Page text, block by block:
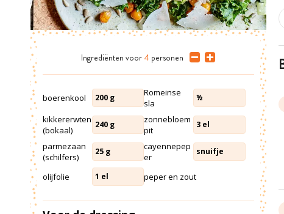
Ingrediënten voor 4 personen
boerenkool 200 g
Romeinse
sla
½
kikkererwten
(bokaal)
240 g
zonnebloem
pit
3 el
parmezaan
(schilfers)
25 g
cayennepep
er
snuifje
olijfolie 1 el peper en zout